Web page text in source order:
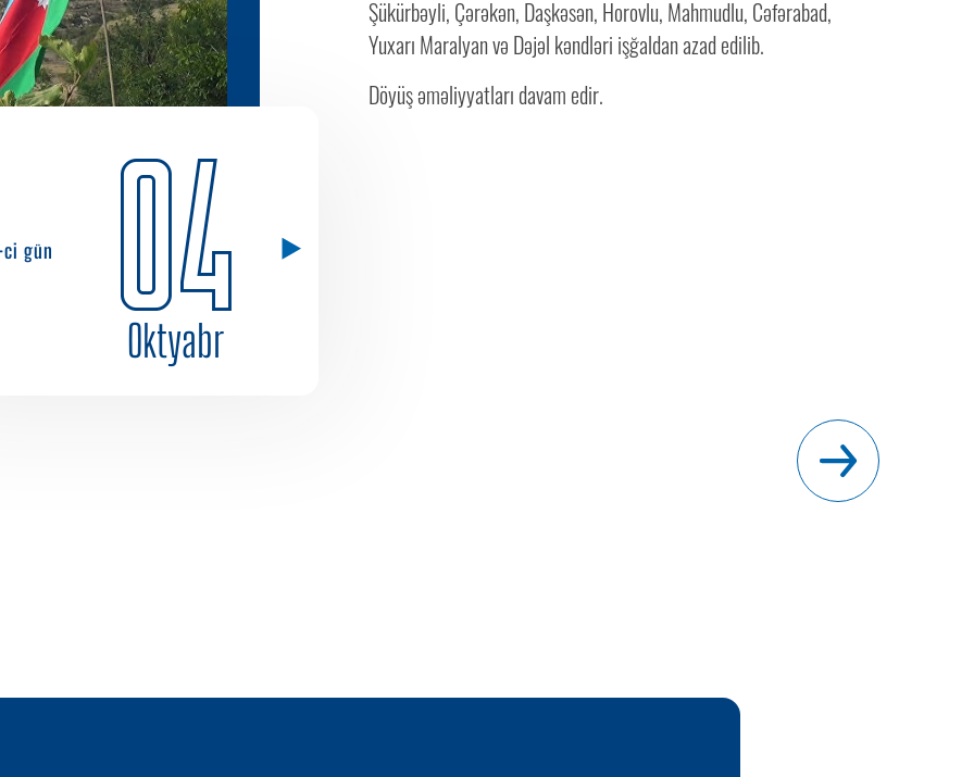
gün 04
Oktyabr
Şükürbəyli, Çərəkən, Daşkəsən, Horovlu, Mahmudlu, Cəfərabad,
Yuxarı Maralyan və Dəjəl kəndləri işğaldan azad edilib.
Döyüş əməliyyatları davam edir.